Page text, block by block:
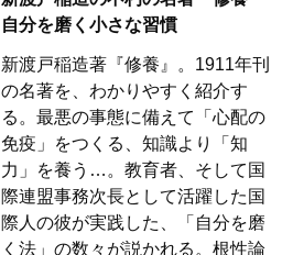
自分を磨く小さな習慣
新渡戸稲造著『修養』。1911年刊
の名著を、わかりやすく紹介す
る。最悪の事態に備えて「心配の
免疫」をつくる、知識より「知
力」を養う…。教育者、そして国
際連盟事務次長として活躍した国
際人の彼が実践した、「自分を磨
く法」の数々が説かれる。根性論